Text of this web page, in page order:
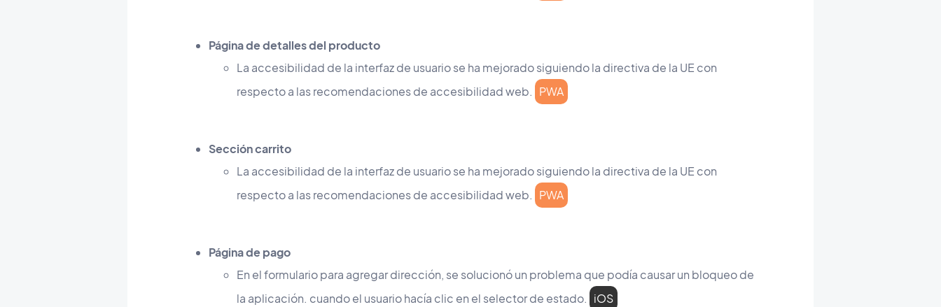
Página de detalles del producto
La accesibilidad de la interfaz de usuario se ha mejorado siguiendo la directiva de la UE con
respecto a las recomendaciones de accesibilidad web. PWA
Sección carrito
La accesibilidad de la interfaz de usuario se ha mejorado siguiendo la directiva de la UE con
respecto a las recomendaciones de accesibilidad web. PWA
Página de pago
En el formulario para agregar dirección, se solucionó un problema que podía causar un bloqueo de
la aplicación. cuando el usuario hacía clic en el selector de estado. iOS